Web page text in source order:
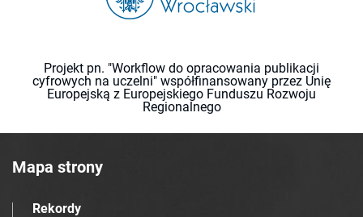
Projekt pn. "Workflow do opracowania publikacji
cyfrowych na uczelni" współfinansowany przez Unię
Europejską z Europejskiego Funduszu Rozwoju
Regionalnego
Mapa strony
Rekordy